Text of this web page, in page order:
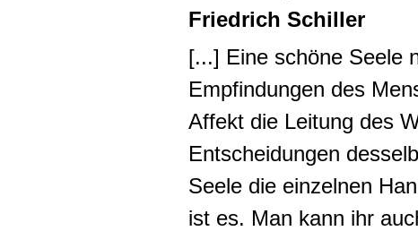
Friedrich Schiller
[...] Eine schöne Seele
Empfindungen des
Affekt die Leitung des
Entscheidungen
Seele die einzelnen
ist es. Man kann ihr